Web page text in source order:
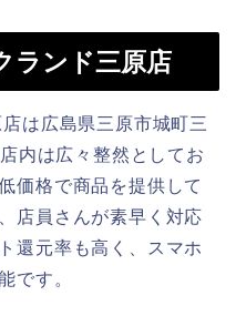
ランド三原店
は広島県三原市城町三
内は広々整然としてお
価格で商品を提供して
店員さんが素早く対応
還元率も高く、スマホ
です。